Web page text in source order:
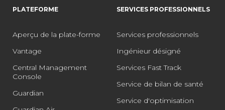
PLATEFORME
Aperçu de la plate-forme
Vantage
Central Management
Console
Guardian
SERVICES PROFESSIONNELS
Services professionnels
Ingénieur désigné
Services Fast Track
Service de bilan de santé
Service d'optimisation